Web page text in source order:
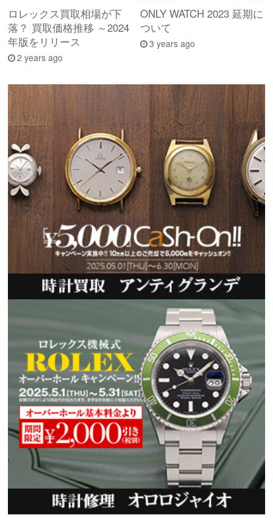
ロレックス買取相場が下
落？ 買取価格推移 ～2024
年版をリリース
2 years ago
ONLY WATCH 2023 延期に
ついて
3 years ago